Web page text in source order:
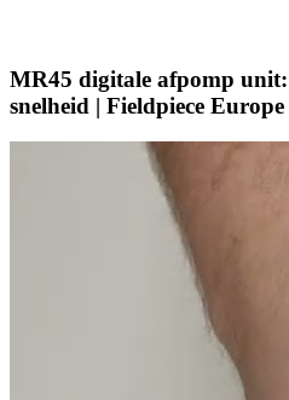
MR45 digitale afpomp
snelheid | Fieldpiece Europe